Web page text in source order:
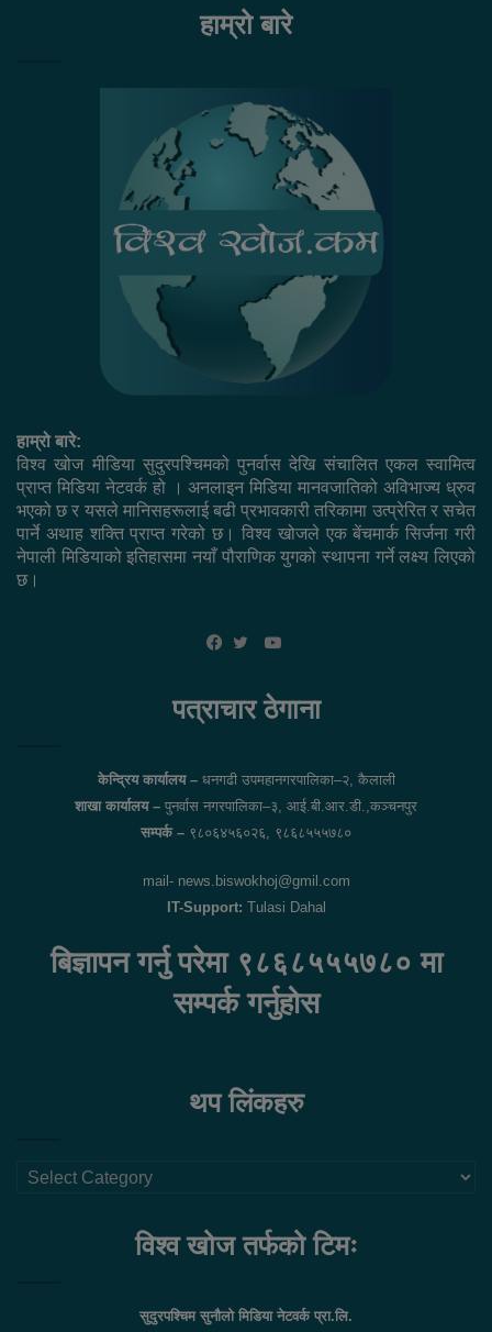
हाम्रो बारे
हाम्रो बारे:
विश्व खोज मीडिया सुदुरपश्चिमको पुनर्वास देखि संचालित एकल स्वामित्व
प्राप्त मिडिया नेटवर्क हो । अनलाइन मिडिया मानवजातिको अविभाज्य ध्रुव
भएको छ र यसले मानिसहरूलाई बढी प्रभावकारी तरिकामा उत्प्रेरित र सचेत
पार्ने अथाह शक्ति प्राप्त गरेको छ। विश्व खोजले एक बेंचमार्क सिर्जना गरी
नेपाली मिडियाको इतिहासमा नयाँ पौराणिक युगको स्थापना गर्ने लक्ष्य लिएको
छ।
YouTube
पत्राचार ठेगाना
केन्द्रिय कार्यालय –धनगढी उपमहानगरपालिका–२, कैलाली
शाखा कार्यालय – पुनर्वास नगरपालिका–३, आई.बी.आर.डी.,कञ्चनपुर
सम्पर्क – ९८०६४५६०२६, ९८६८५५५७८०
mail- news.biswokhoj@gmil.com
IT-Support: Tulasi Dahal
बिज्ञापन गर्नु परेमा ९८६८५५५७८० मा
सम्पर्क गर्नुहोस
थप लिंकहरु
थप
विश्व खोज तर्फको टिमः
सुदुरपश्चिम सुनौलो मिडिया नेटवर्क प्रा.लि.